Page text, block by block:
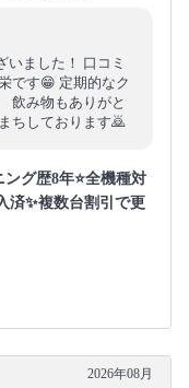
いました！ 口コミ
です😁 定期的なク
飲み物もありがと
ちしております🙇
ング歴8年⭐全機種対
済✨複数台割引で更
2026年08月